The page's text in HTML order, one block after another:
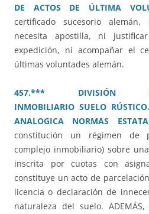
DE ACTOS DE ÚLTIMA
certificado sucesorio
necesita apostilla, ni
expedición, ni acompañar el
últimas voluntades alemán.
457.*** DIVISIÓN
INMOBILIARIO SUELO
ANALOGICA NORMAS
constitución un régimen de
complejo inmobiliario) sobre
inscrita por cuotas con
constituye un acto de
licencia o declaración de
naturaleza del suelo.